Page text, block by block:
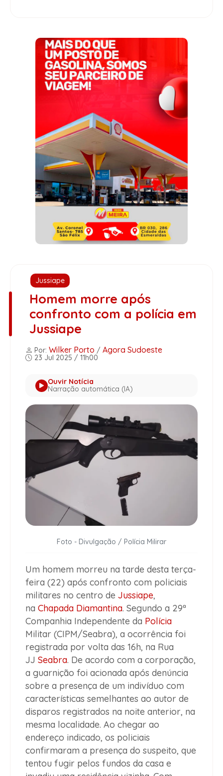
Jussiape
Homem morre após
confronto com a polícia em
Jussiape
Por: Wilker Porto / Agora Sudoeste
23 Jul 2025 / 11h00
Ouvir Notícia
Narração automática (IA)
Foto - Divulgação / Polícia Milirar
Um homem morreu na tarde desta terça-
feira (22) após confronto com policiais
militares no centro de Jussiape,
na Chapada Diamantina. Segundo a 29ª
Companhia Independente da Polícia
Militar (CIPM/Seabra), a ocorrência foi
registrada por volta das 16h, na Rua
JJ Seabra. De acordo com a corporação,
a guarnição foi acionada após denúncia
sobre a presença de um indivíduo com
características semelhantes ao autor de
disparos registrados na noite anterior, na
mesma localidade. Ao chegar ao
endereço indicado, os policiais
confirmaram a presença do suspeito, que
tentou fugir pelos fundos da casa e